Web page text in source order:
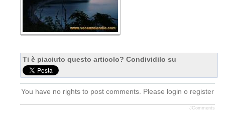
Ti è piaciuto questo articolo? Condividilo su
You have no rights to post comments. Please login o register
JComments